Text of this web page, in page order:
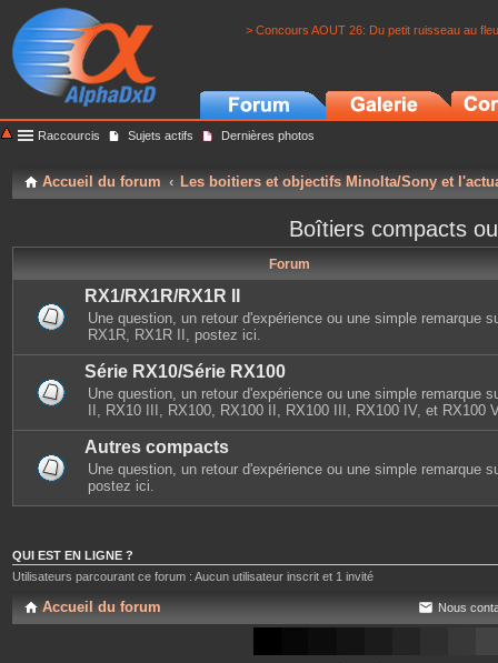
> Concours AOUT 26: Du petit ruisseau au
Raccourcis Sujets actifs Dernières photos
Accueil du forum Les boitiers et objectifs Minolta/Sony et
Boîtiers compacts
Forum
RX1/RX1R/RX1R II
Une question, un retour d'expérience ou une simple remarque
RX1R, RX1R II, postez ici.
Série RX10/Série RX100
Une question, un retour d'expérience ou une simple remarque
II, RX10 III, RX100, RX100 II, RX100 III, RX100 IV, et RX100
Autres compacts
Une question, un retour d'expérience ou une simple remarque
postez ici.
QUI EST EN LIGNE ?
Utilisateurs parcourant ce forum : Aucun utilisateur inscrit et 1 invité
Accueil du forum Nous